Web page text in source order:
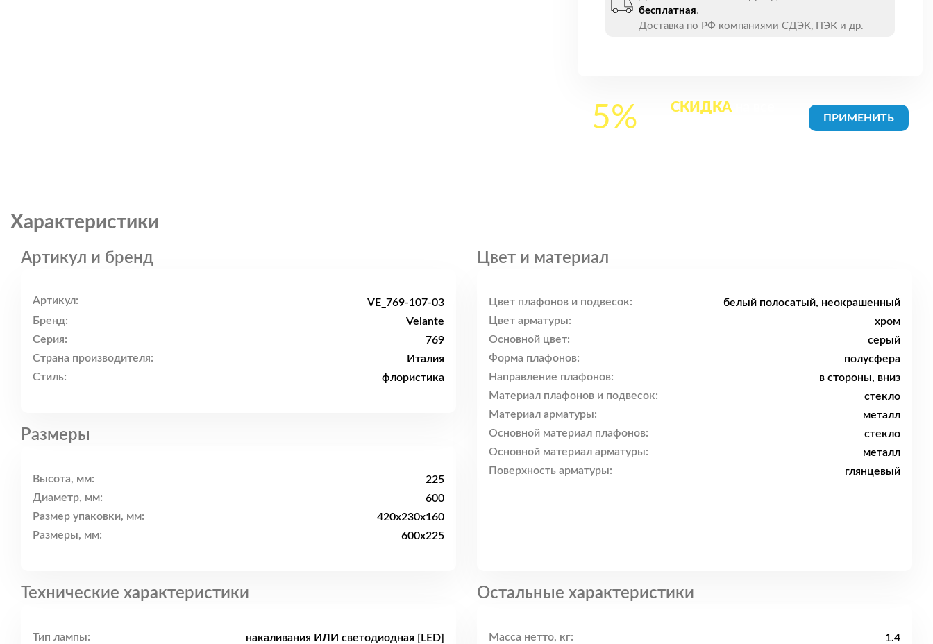
бесплатная.
Доставка по РФ компаниями СДЭК, ПЭК и др.
5% СКИДКА
Характеристики
Артикул и бренд
Артикул:
VE_769-107-03
Бренд:
Velante
Серия:
769
Страна производителя:
Италия
Стиль:
флористика
Размеры
Высота, мм:
225
Диаметр, мм:
600
Размер упаковки, мм:
420x230x160
Размеры, мм:
600x225
Цвет и материал
Цвет плафонов и подвесок:
белый полосатый, неокрашенный
Цвет арматуры:
хром
Основной цвет:
серый
Форма плафонов:
полусфера
Направление плафонов:
в стороны, вниз
Материал плафонов и подвесок:
стекло
Материал арматуры:
металл
Основной материал плафонов:
стекло
Основной материал арматуры:
металл
Поверхность арматуры:
глянцевый
Технические характеристики
Тип лампы:
накаливания ИЛИ светодиодная [LED]
Остальные характеристики
Масса нетто, кг:
1.4